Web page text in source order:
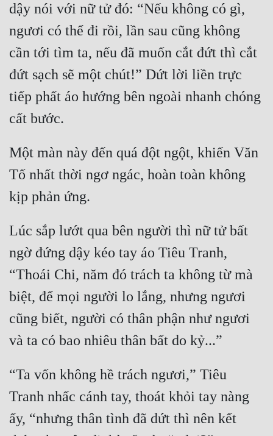
dậy nói với nữ tử đó: “Nếu không có gì,
ngươi có thể đi rồi, lần sau cũng không
cần tới tìm ta, nếu đã muốn cắt đứt thì cắt
đứt sạch sẽ một chút!” Dứt lời liền trực
tiếp phất áo hướng bên ngoài nhanh chóng
Một màn này đến quá đột ngột, khiến Văn
Tố nhất thời ngơ ngác, hoàn toàn không
Lúc sắp lướt qua bên người thì nữ tử bất
ngờ đứng dậy kéo tay áo Tiêu Tranh,
“Thoái Chi, năm đó trách ta không từ mà
biệt, để mọi người lo lắng, nhưng ngươi
cũng biết, người có thân phận như ngươi
“Ta vốn không hề trách ngươi,” Tiêu
Tranh nhấc cánh tay, thoát khỏi tay nàng
ấy, “nhưng thân tình đã dứt thì nên kết